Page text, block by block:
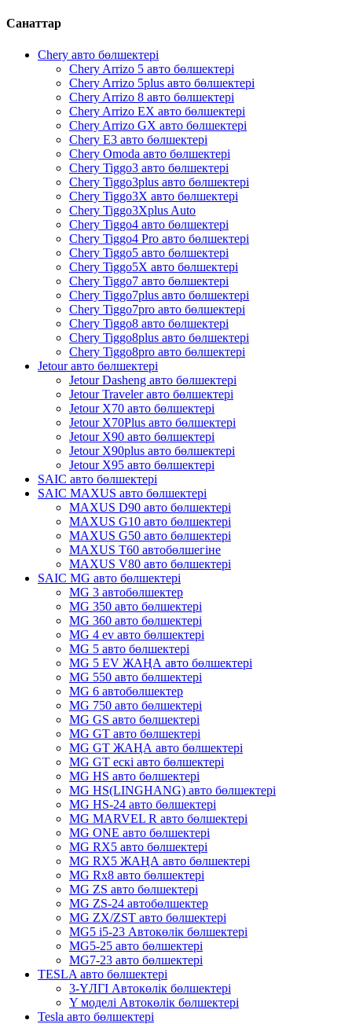
Санаттар
Chery авто бөлшектері
Chery Arrizo 5 авто бөлшектері
Chery Arrizo 5plus авто бөлшектері
Chery Arrizo 8 авто бөлшектері
Chery Arrizo EX авто бөлшектері
Chery Arrizo GX авто бөлшектері
Chery E3 авто бөлшектері
Chery Omoda авто бөлшектері
Chery Tiggo3 авто бөлшектері
Chery Tiggo3plus авто бөлшектері
Chery Tiggo3X авто бөлшектері
Chery Tiggo3Xplus Auto
Chery Tiggo4 авто бөлшектері
Chery Tiggo4 Pro авто бөлшектері
Chery Tiggo5 авто бөлшектері
Chery Tiggo5X авто бөлшектері
Chery Tiggo7 авто бөлшектері
Chery Tiggo7plus авто бөлшектері
Chery Tiggo7pro авто бөлшектері
Chery Tiggo8 авто бөлшектері
Chery Tiggo8plus авто бөлшектері
Chery Tiggo8pro авто бөлшектері
Jetour авто бөлшектері
Jetour Dasheng авто бөлшектері
Jetour Traveler авто бөлшектері
Jetour X70 авто бөлшектері
Jetour X70Plus авто бөлшектері
Jetour X90 авто бөлшектері
Jetour X90plus авто бөлшектері
Jetour X95 авто бөлшектері
SAIC авто бөлшектері
SAIC MAXUS авто бөлшектері
MAXUS D90 авто бөлшектері
MAXUS G10 авто бөлшектері
MAXUS G50 авто бөлшектері
MAXUS T60 автобөлшегіне
MAXUS V80 авто бөлшектері
SAIC MG авто бөлшектері
MG 3 автобөлшектер
MG 350 авто бөлшектері
MG 360 авто бөлшектері
MG 4 ev авто бөлшектері
MG 5 авто бөлшектері
MG 5 EV ЖАҢА авто бөлшектері
MG 550 авто бөлшектері
MG 6 автобөлшектер
MG 750 авто бөлшектері
MG GS авто бөлшектері
MG GT авто бөлшектері
MG GT ЖАҢА авто бөлшектері
MG GT ескі авто бөлшектері
MG HS авто бөлшектері
MG HS(LINGHANG) авто бөлшектері
MG HS-24 авто бөлшектері
MG MARVEL R авто бөлшектері
MG ONE авто бөлшектері
MG RX5 авто бөлшектері
MG RX5 ЖАҢА авто бөлшектері
MG Rx8 авто бөлшектері
MG ZS авто бөлшектері
MG ZS-24 автобөлшектер
MG ZX/ZST авто бөлшектері
MG5 i5-23 Автокөлік бөлшектері
MG5-25 авто бөлшектері
MG7-23 авто бөлшектері
TESLA авто бөлшектері
3-ҮЛГІ Автокөлік бөлшектері
Y моделі Автокөлік бөлшектері
Tesla авто бөлшектері